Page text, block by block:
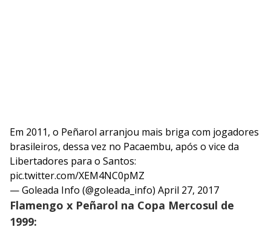
Em 2011, o Peñarol arranjou mais briga com jogadores
brasileiros, dessa vez no Pacaembu, após o vice da
Libertadores para o Santos:
pic.twitter.com/XEM4NC0pMZ
— Goleada Info (@goleada_info) April 27, 2017
Flamengo x Peñarol na Copa Mercosul de
1999: